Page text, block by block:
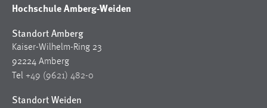
Hochschule Amberg-Weiden
Standort Amberg
Kaiser-Wilhelm-Ring 23
92224 Amberg
Tel +49 (9621) 482-0
Standort Weiden
Facebook Pixel
Name:
_fbp
Facebook